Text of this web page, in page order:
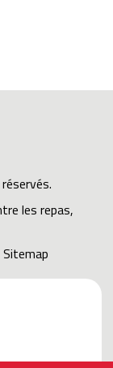
les repas,
sitemap